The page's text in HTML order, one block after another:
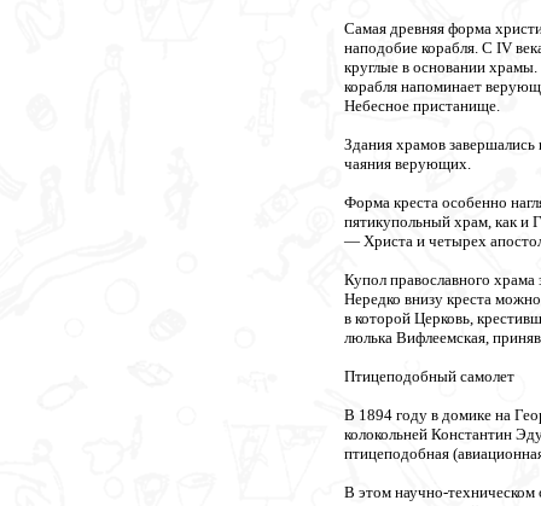
Самая древняя форма
наподобие корабля. С IV
круглые в основании
корабля напоминает
Небесное пристанище.
Здания храмов
чаяния верующих.
Форма креста особенно
пятикупольный храм, как и
— Христа и четырех
Купол православного храма
Нередко внизу креста
в которой Церковь,
люлька Вифлеемская,
Птицеподобный самолет
В 1894 году в домике на
колокольней Константин
птицеподобная
В этом научно-техническом